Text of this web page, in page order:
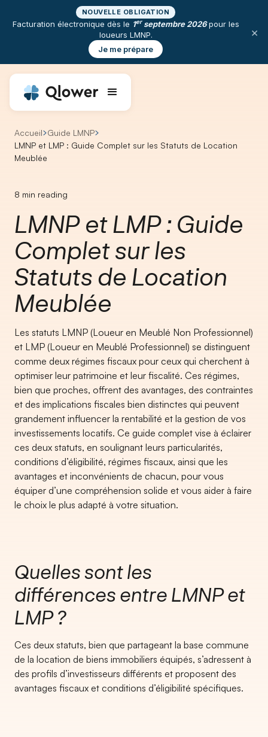
NOUVELLE OBLIGATION
Facturation électronique dès le 1erseptembre 2026pour les
loueurs LMNP.
Je me prépare
×
Accueil Guide LMNP
LMNP et LMP : Guide Complet sur les Statuts de Location
Meublée
8 min reading
LMNP et LMP : Guide
Complet sur les
Statuts de Location
Meublée
Les statuts LMNP (Loueur en Meublé Non Professionnel)
et LMP (Loueur en Meublé Professionnel) se distinguent
comme deux régimes fiscaux pour ceux qui cherchent à
optimiser leur patrimoine et leur fiscalité. Ces régimes,
bien que proches, offrent des avantages, des contraintes
et des implications fiscales bien distinctes qui peuvent
grandement influencer la rentabilité et la gestion de vos
investissements locatifs. Ce guide complet vise à éclairer
ces deux statuts, en soulignant leurs particularités,
conditions d’éligibilité, régimes fiscaux, ainsi que les
avantages et inconvénients de chacun, pour vous
équiper d’une compréhension solide et vous aider à faire
le choix le plus adapté à votre situation.
Quelles sont les
différences entre LMNP et
LMP ?
Ces deux statuts, bien que partageant la base commune
de la location de biens immobiliers équipés, s’adressent à
des profils d’investisseurs différents et proposent des
avantages fiscaux et conditions d’éligibilité spécifiques.